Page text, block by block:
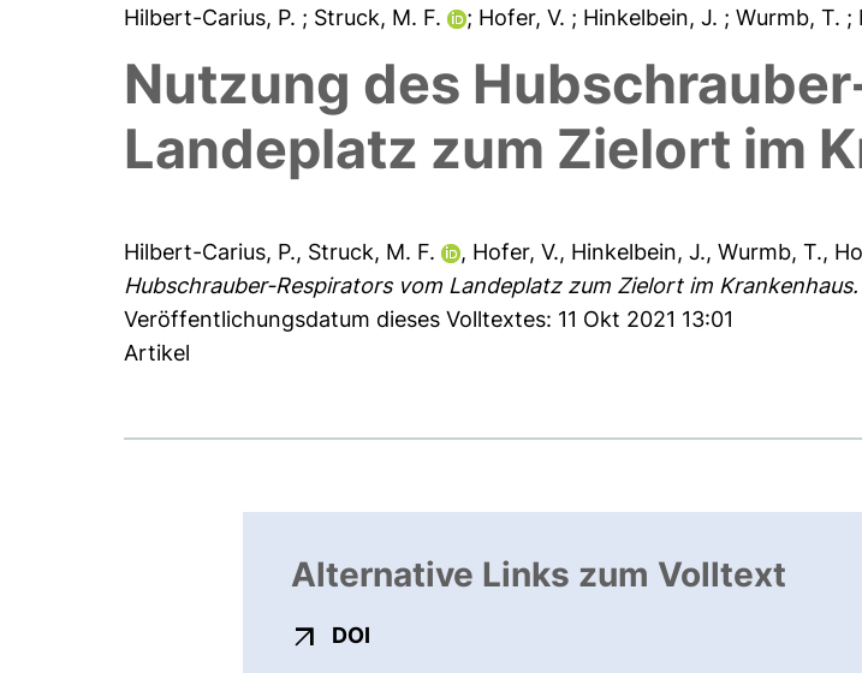
Hilbert-Carius, P. ; Struck, M. F. ; Hofer, V. ; Hinkelbein, J. ; Wurmb, T. ;
Nutzung des
Landeplatz zum Zielort im
Hilbert-Carius, P., Struck, M. F. , Hofer, V., Hinkelbein, J.,Wurmb, T.,
Hubschrauber-Respirators vom Landeplatz zum Zielort im Krankenhaus.
Veröffentlichungsdatum dieses Volltextes: 11 Okt 2021 13:01
Artikel
Alternative Links zum Volltext
DOI